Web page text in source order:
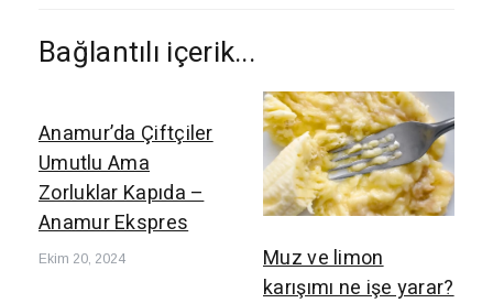
Bağlantılı içerik...
Anamur’da Çiftçiler
Umutlu Ama
Zorluklar Kapıda –
Anamur Ekspres
Ekim 20, 2024
Muz ve limon
karışımı ne işe yarar?